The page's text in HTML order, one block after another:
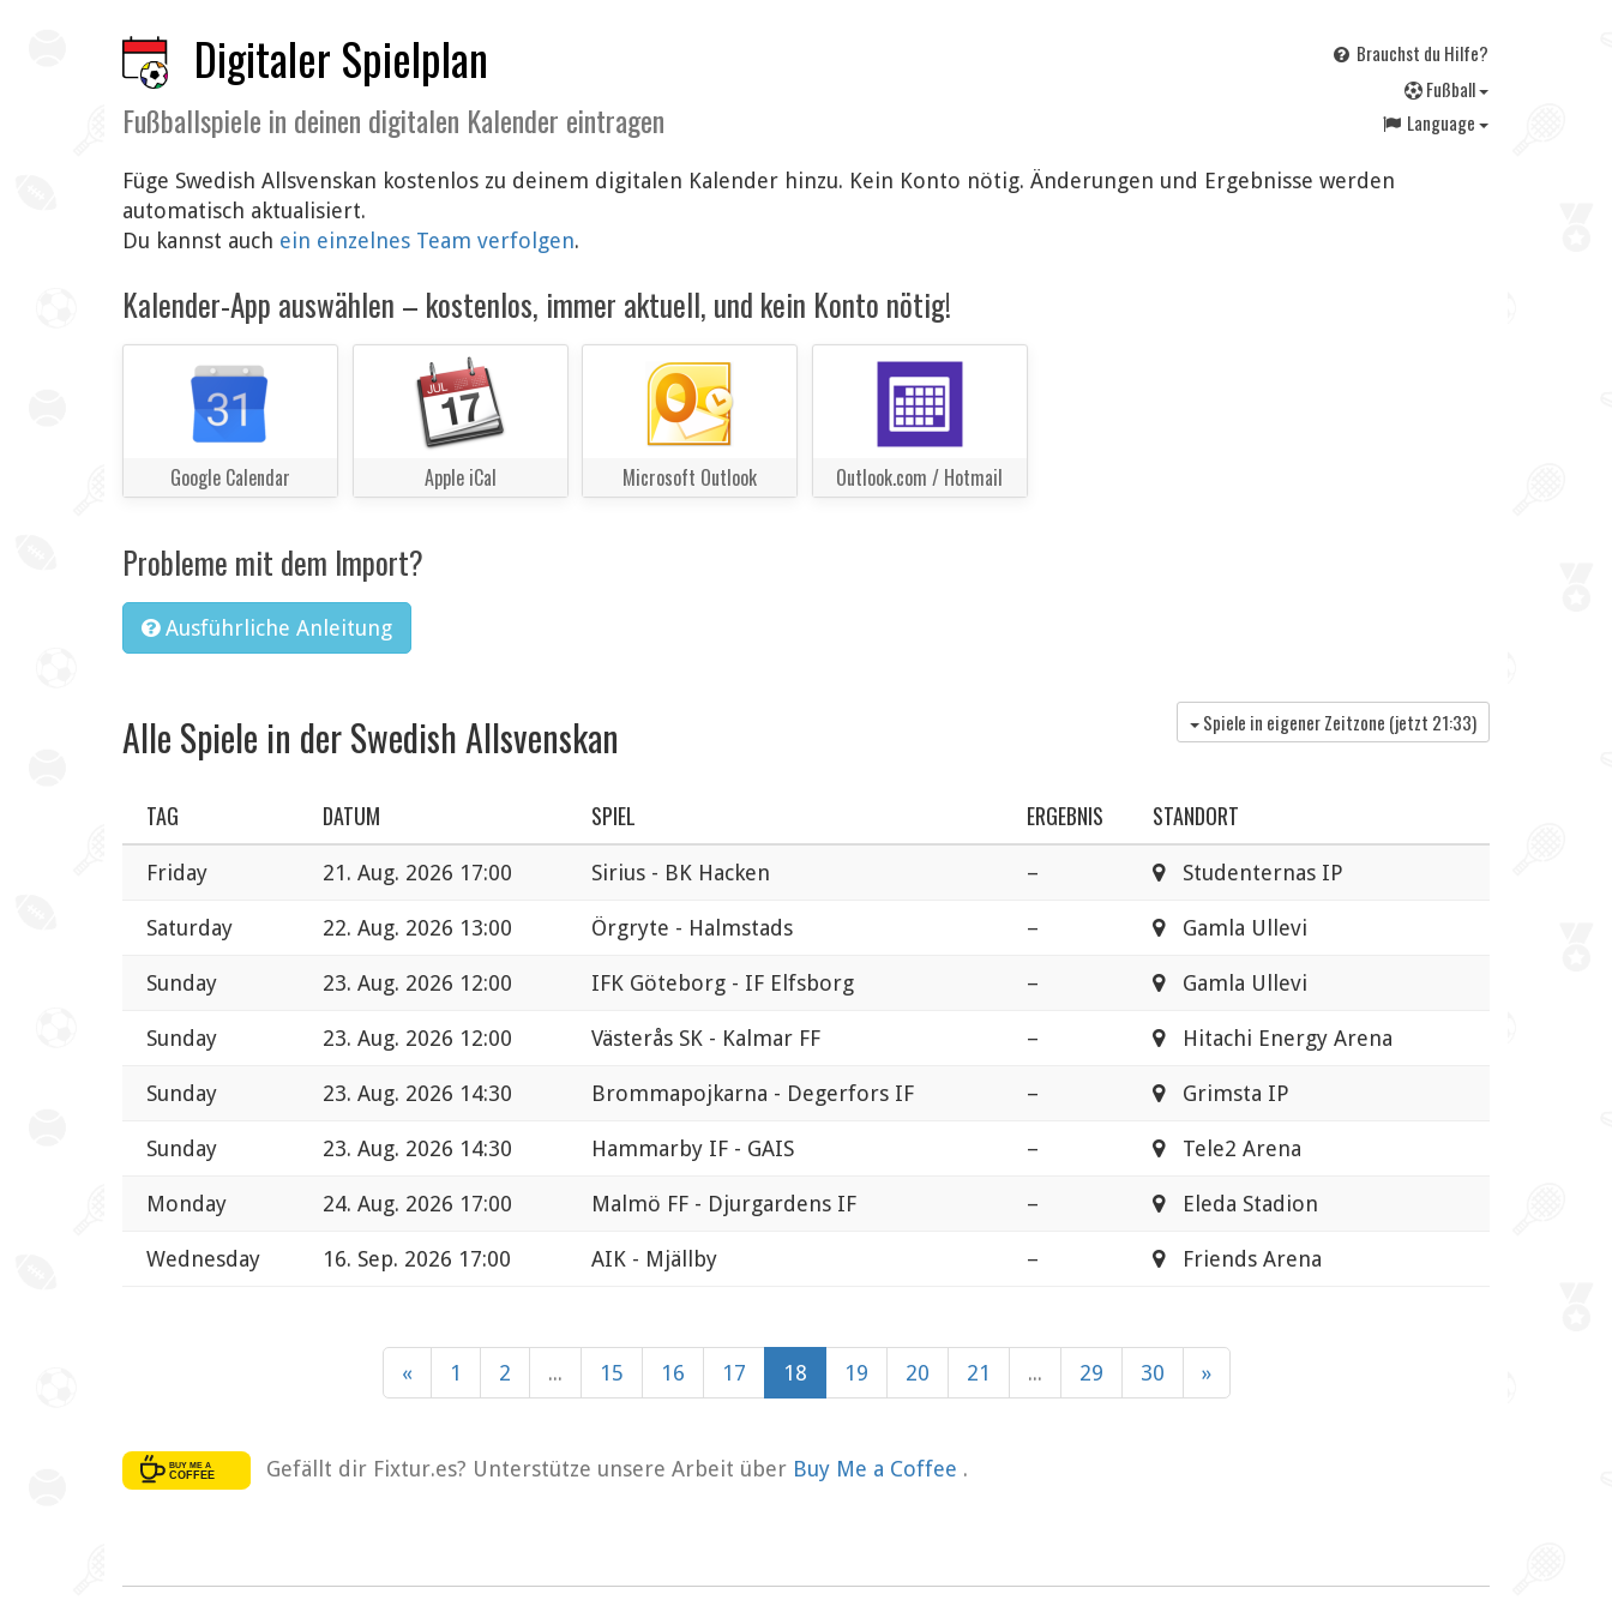
Digitaler Spielplan
Fußballspiele in deinen digitalen Kalender eintragen
Brauchst du Hilfe?
Fußball
Language
Füge Swedish Allsvenskan kostenlos zu deinem digitalen Kalender hinzu. Kein Konto nötig. Änderungen und Ergebnisse werden
automatisch aktualisiert.
Du kannst auch ein einzelnes Team verfolgen.
Kalender-App auswählen – kostenlos, immer aktuell, und kein Konto nötig!
Google Calendar Apple iCal Microsoft Outlook Outlook.com / Hotmail
Probleme mit dem Import?
Ausführliche Anleitung
Alle Spiele in der Swedish Allsvenskan Spiele in eigener Zeitzone (jetzt 21:33)
TAG DATUM SPIEL ERGEBNIS STANDORT
Friday 21. Aug. 2026 17:00 Sirius - BK Hacken – Studenternas IP
Saturday 22. Aug. 2026 13:00 Örgryte - Halmstads – Gamla Ullevi
Sunday 23. Aug. 2026 12:00 IFK Göteborg - IF Elfsborg – Gamla Ullevi
Sunday 23. Aug. 2026 12:00 Västerås SK - Kalmar FF – Hitachi Energy Arena
Sunday 23. Aug. 2026 14:30 Brommapojkarna - Degerfors IF – Grimsta IP
Sunday 23. Aug. 2026 14:30 Hammarby IF - GAIS – Tele2 Arena
Monday 24. Aug. 2026 17:00 Malmö FF - Djurgardens IF – Eleda Stadion
Wednesday 16. Sep. 2026 17:00 AIK - Mjällby – Friends Arena
« 1 2 ... 15 16 17 18 19 20 21 ... 29 30 »
Gefällt dir Fixtur.es? Unterstütze unsere Arbeit über Buy Me a Coffee .